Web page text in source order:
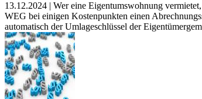
13.12.2024 | Wer eine Eigentumswohnung
WEG bei einigen Kostenpunkten einen
automatisch der Umlageschlüssel der